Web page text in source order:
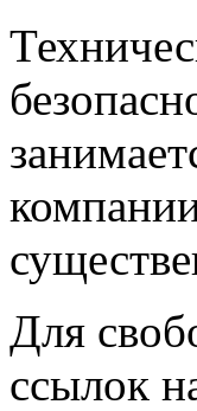
Для
ссылок